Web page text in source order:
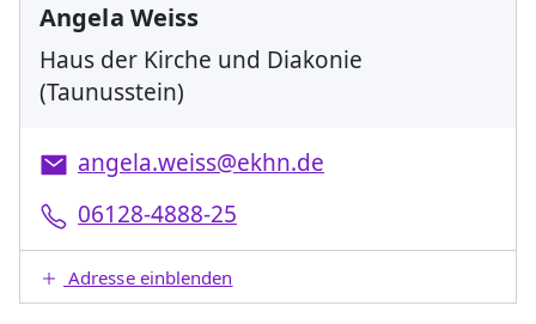
Angela Weiss
Haus der Kirche und Diakonie
(Taunusstein)
angela.weiss@ekhn.de
06128-4888-25
Adresse einblenden